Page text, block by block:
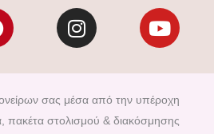
I
n
t
a
g
Y
o
t
u
b
σας μέσα από την υπέροχη
πακέτα στολισμού & διακόσμησης